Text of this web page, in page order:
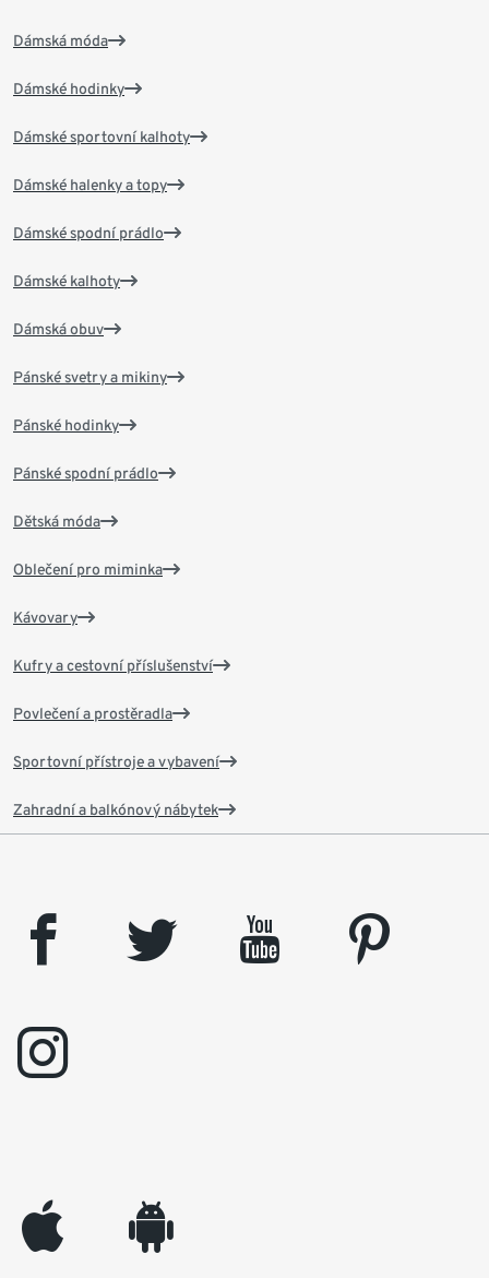
Dámská móda
Dámské hodinky
Dámské sportovní kalhoty
Dámské halenky a topy
Dámské spodní prádlo
Dámské kalhoty
Dámská obuv
Pánské svetry a mikiny
Pánské hodinky
Pánské spodní prádlo
Dětská móda
Oblečení pro miminka
Kávovary
Kufry a cestovní příslušenství
Povlečení a prostěradla
Sportovní přístroje a vybavení
Zahradní a balkónový nábytek
facebook twitter youtube
pinterest
instagram
appleinc android